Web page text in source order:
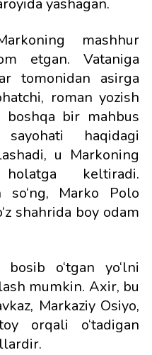
yashagan.
mashhur
etgan. Vataniga
tomonidan asirga
roman yozish
boshqa bir mahbus
haqidagi
u Markoning
keltiradi.
so‘ng, Marko Polo
shahrida boy odam
o‘tgan yo‘lni
mumkin. Axir, bu
Markaziy Osiyo,
orqali o‘tadigan